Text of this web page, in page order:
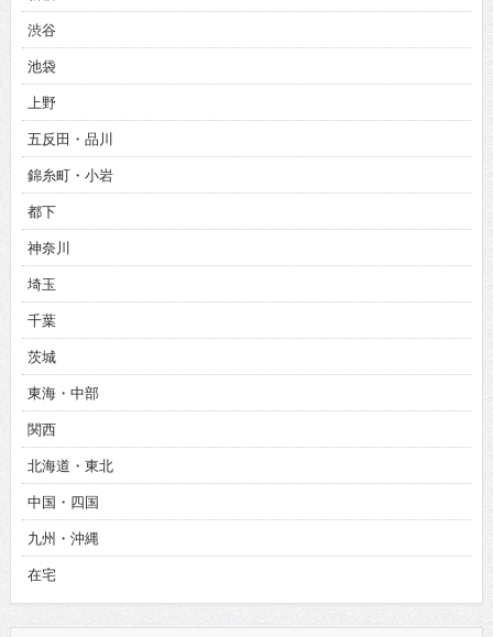
渋谷
池袋
上野
五反田・品川
錦糸町・小岩
都下
神奈川
埼玉
千葉
茨城
東海・中部
関西
北海道・東北
中国・四国
九州・沖縄
在宅